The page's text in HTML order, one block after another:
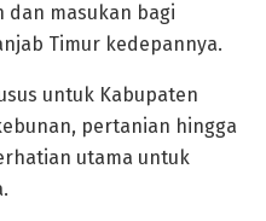
dan masukan bagi
Timur kedepannya.
untuk Kabupaten
pertanian hingga
utama untuk